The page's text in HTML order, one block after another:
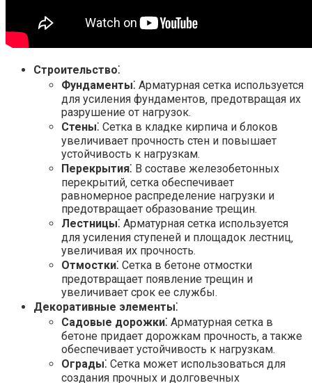
Строительство⁚
Фундаменты⁚ Арматурная сетка используется
для усиления фундаментов‚ предотвращая их
разрушение от нагрузок.
Стены⁚ Сетка в кладке кирпича и блоков
увеличивает прочность стен и повышает
устойчивость к нагрузкам.
Перекрытия⁚ В составе железобетонных
перекрытий‚ сетка обеспечивает
равномерное распределение нагрузки и
предотвращает образование трещин.
Лестницы⁚ Арматурная сетка используется
для усиления ступеней и площадок лестниц‚
увеличивая их прочность.
Отмостки⁚ Сетка в бетоне отмостки
предотвращает появление трещин и
увеличивает срок ее службы.
Декоративные элементы⁚
Садовые дорожки⁚ Арматурная сетка в
бетоне придает дорожкам прочность‚ а также
обеспечивает устойчивость к нагрузкам.
Ограды⁚ Сетка может использоваться для
создания прочных и долговечных